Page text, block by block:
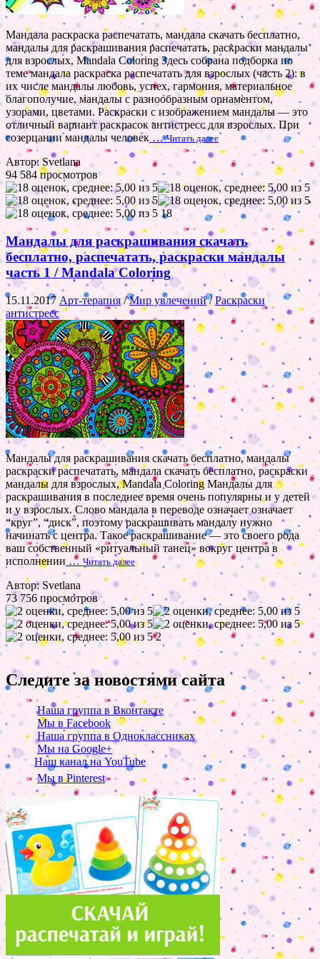
Мандала раскраска распечатать, мандала скачать бесплатно,
мандалы для раскрашивания распечатать, раскраски мандалы
для взрослых, Mandala Coloring Здесь собрана подборка по
теме мандала раскраска распечатать для взрослых (часть 2): в
их числе мандалы любовь, успех, гармония, материальное
благополучие, мандалы с разнообразным орнаментом,
узорами, цветами. Раскраски с изображением мандалы — это
отличный вариант раскрасок антистресс для взрослых. При
созерцании мандалы человек …Читать далее
Автор: Svetlana
94 584 просмотров
18
Мандалы для раскрашивания скачать
бесплатно, распечатать, раскраски мандалы
часть 1 / Mandala Coloring
15.11.2017 Арт-терапия /Мир увлечений/Раскраски
антистресс
Мандалы для раскрашивания скачать бесплатно, мандалы
раскраски распечатать, мандала скачать бесплатно, раскраски
мандалы для взрослых, Mandala Coloring Мандалы для
раскрашивания в последнее время очень популярны и у детей
и у взрослых. Слово мандала в переводе означает означает
“круг”, “диск”, поэтому раскрашивать мандалу нужно
начинать с центра. Такое раскрашивание — это своего рода
ваш собственный «ритуальный танец» вокруг центра в
исполнении … Читать далее
Автор: Svetlana
73 756 просмотров
2
Следите за новостями сайта
Наша группа в Вконтакте
Мы в Facebook
Наша группа в Одноклассниках
Мы на Google+
Наш канал на YouTube
Мы в Pinterest